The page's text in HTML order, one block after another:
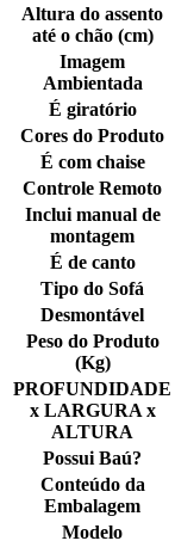
Altura do assento
até o chão (cm)
Imagem
Ambientada
É giratório
Cores do Produto
É com chaise
Controle Remoto
Inclui manual de
montagem
É de canto
Tipo do Sofá
Desmontável
Peso do Produto
(Kg)
PROFUNDIDADE
x LARGURA x
ALTURA
Possui Baú?
Conteúdo da
Embalagem
Modelo